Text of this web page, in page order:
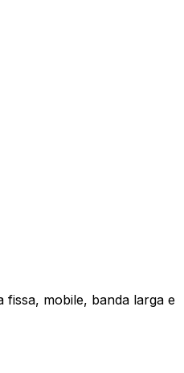
fissa, mobile, banda larga e